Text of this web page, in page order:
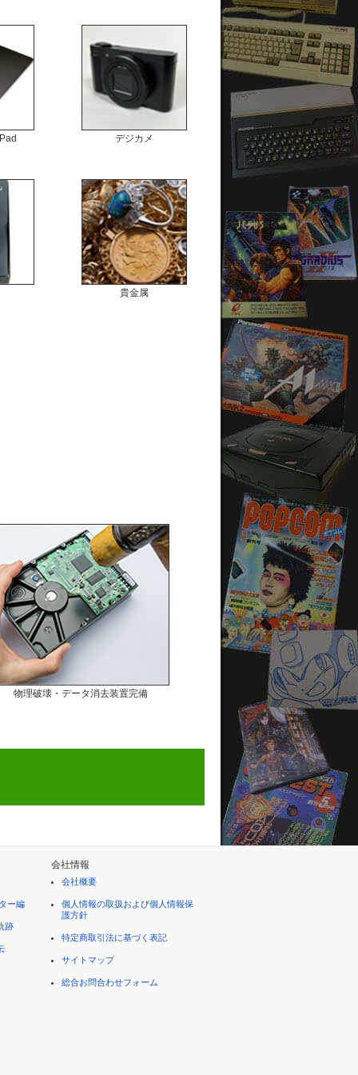
デジカメ
貴金属
物理破壊・データ消去装置完備
ー編
跡
会社情報
会社概要
個人情報の取扱および個人情報保
護方針
特定商取引法に基づく表記
サイトマップ
総合お問合わせフォーム